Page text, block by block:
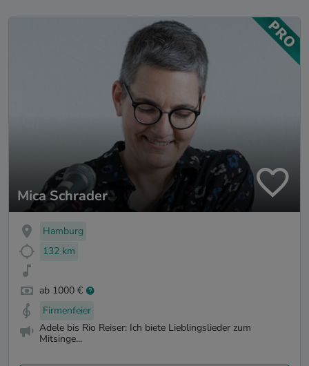
Mica Schrader
Hamburg
132 km
ab 1000 €
Firmenfeier
Adele bis Rio Reiser: Ich biete Lieblingslieder zum
Mitsinge...